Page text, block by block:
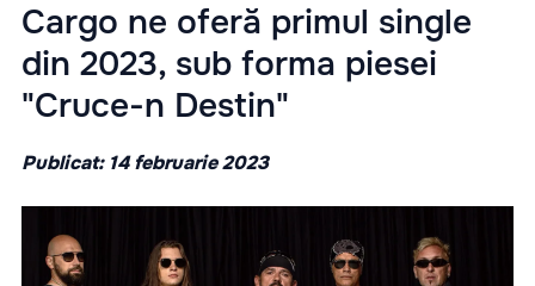
Cargo ne oferă primul single
din 2023, sub forma piesei
"Cruce-n Destin"
Publicat: 14 februarie 2023